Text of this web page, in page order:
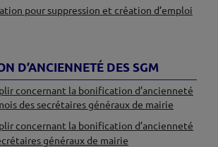
pour suppression et création d’emploi
D’ANCIENNETÉ DES SGM
concernant la bonification d’ancienneté
des secrétaires généraux de mairie
concernant la bonification d’ancienneté
généraux de mairie